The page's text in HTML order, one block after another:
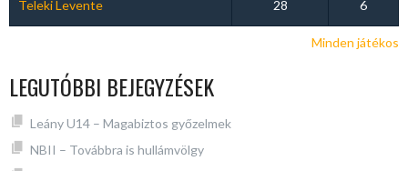
Teleki Levente 28 6
Minden játékos
LEGUTÓBBI BEJEGYZÉSEK
Leány U14 – Magabiztos győzelmek
NBII – Továbbra is hullámvölgy